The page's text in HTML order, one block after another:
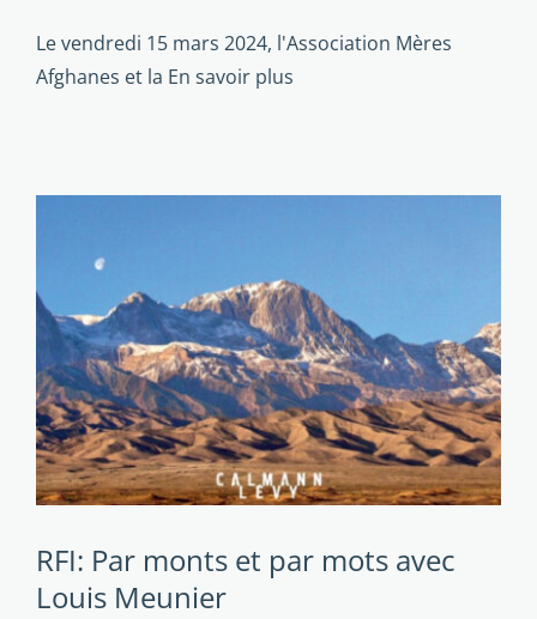
Le vendredi 15 mars 2024, l'Association Mères
Afghanes et la En savoir plus
RFI: Par monts et par mots avec
Louis Meunier